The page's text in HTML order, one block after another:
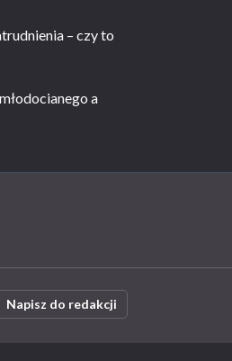
– czy to
a
Napisz do redakcji